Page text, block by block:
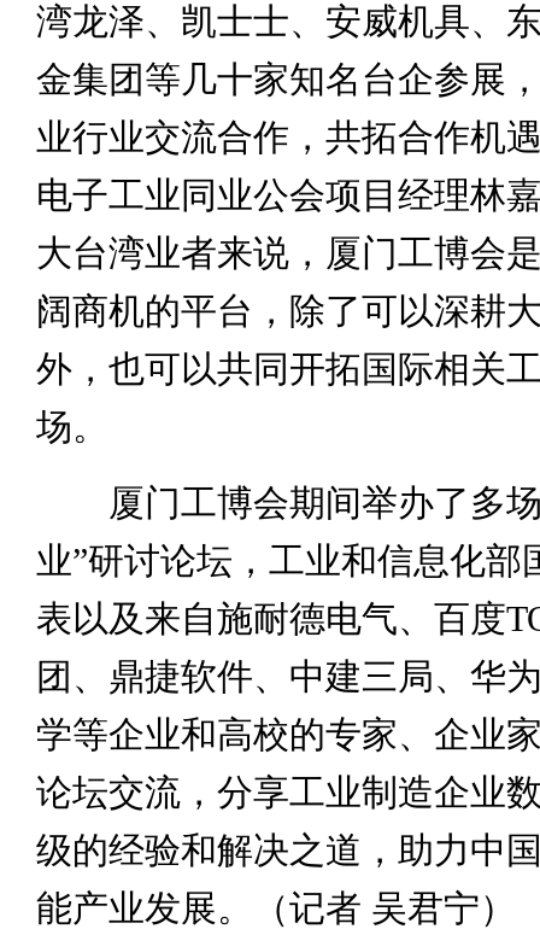
湾龙泽、凯士士、安威机具、
金集团等几十家知名台企参展
业行业交流合作，共拓合作机
电子工业同业公会项目经理林
大台湾业者来说，厦门工博会
阔商机的平台，除了可以深耕
外，也可以共同开拓国际相关
场。
厦门工博会期间举办了多场
业”研讨论坛，工业和信息化部
表以及来自施耐德电气、百度
团、鼎捷软件、中建三局、华
学等企业和高校的专家、企业
论坛交流，分享工业制造企业
级的经验和解决之道，助力中
能产业发展。（记者 吴君宁）